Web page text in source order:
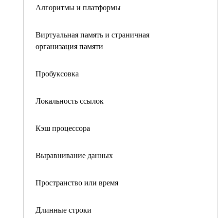
Алгоритмы и платформы
Виртуальная память и страничная
организация памяти
Пробуксовка
Локальность ссылок
Кэш процессора
Выравнивание данных
Пространство или время
Длинные строки